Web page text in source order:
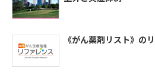
《がん薬剤リスト》の